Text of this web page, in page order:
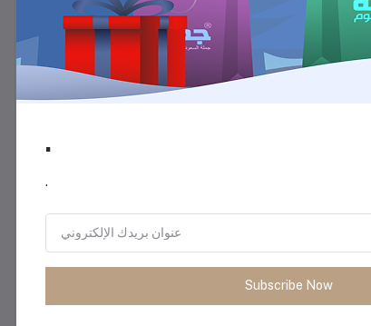
المنتجات التي يتم شراؤها بشكل متكرر
.
.
Subscribe Now